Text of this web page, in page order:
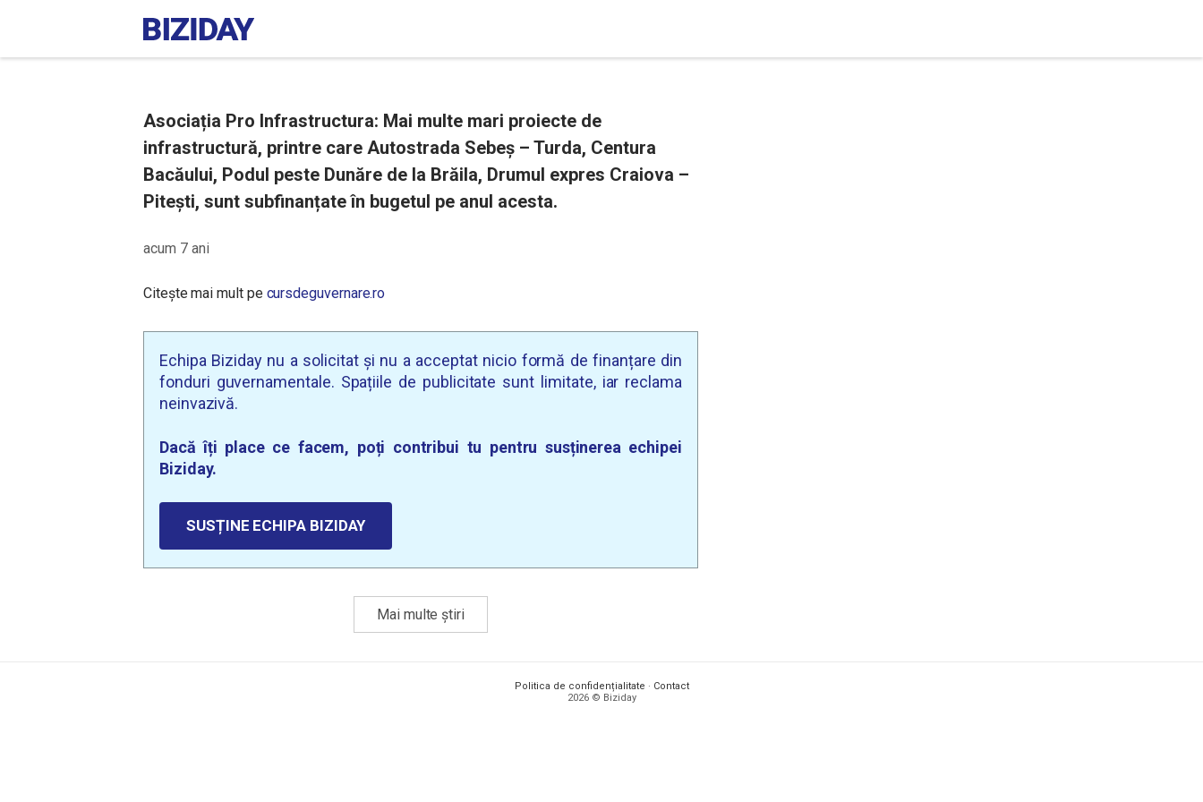
Asociația Pro Infrastructura: Mai multe mari proiecte de
infrastructură, printre care Autostrada Sebeș – Turda, Centura
Bacăului, Podul peste Dunăre de la Brăila, Drumul expres Craiova –
Pitești, sunt subfinanțate în bugetul pe anul acesta.
acum 7 ani
Citește mai mult pe cursdeguvernare.ro
Echipa Biziday nu a solicitat și nu a acceptat nicio formă de finanțare din
fonduri guvernamentale. Spațiile de publicitate sunt limitate, iar reclama
neinvazivă.
Dacă îți place ce facem, poți contribui tu pentru susținerea echipei
Biziday.
SUSȚINE ECHIPA BIZIDAY
Mai multe știri
Politica de confidențialitate · Contact
2026 © Biziday